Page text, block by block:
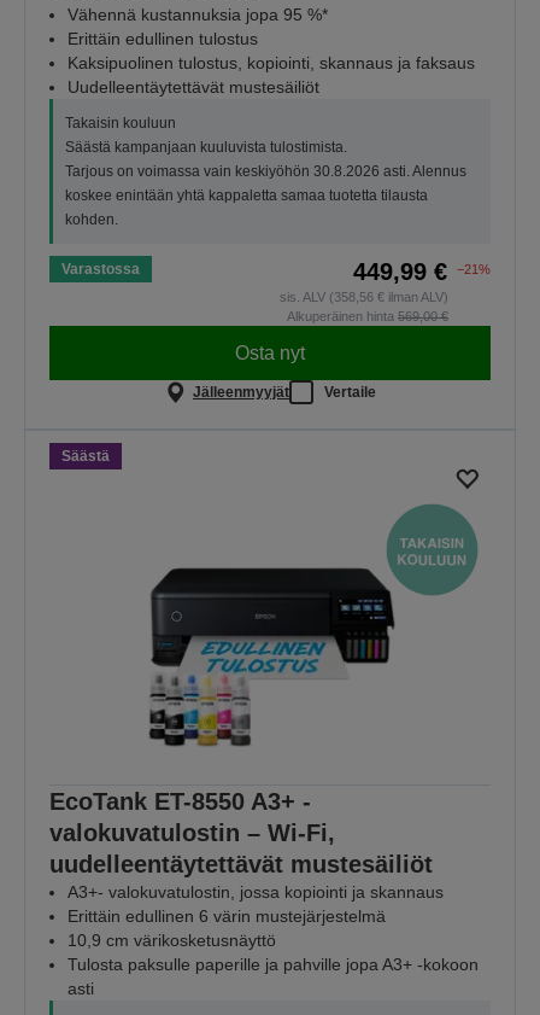
Vähennä kustannuksia jopa 95 %*
Erittäin edullinen tulostus
Kaksipuolinen tulostus, kopiointi, skannaus ja faksaus
Uudelleentäytettävät mustesäiliöt
Takaisin kouluun
Säästä kampanjaan kuuluvista tulostimista.
Tarjous on voimassa vain keskiyöhön 30.8.2026 asti. Alennus
koskee enintään yhtä kappaletta samaa tuotetta tilausta
kohden.
Varastossa 449,99 €
−21%
sis. ALV (358,56 € ilman ALV)
Alkuperäinen hinta 569,00 €
Osta nyt
Jälleenmyyjät Vertaile
Säästä
EcoTank ET-8550 A3+ -
valokuvatulostin – Wi-Fi,
uudelleentäytettävät mustesäiliöt
A3+- valokuvatulostin, jossa kopiointi ja skannaus
Erittäin edullinen 6 värin mustejärjestelmä
10,9 cm värikosketusnäyttö
Tulosta paksulle paperille ja pahville jopa A3+ -kokoon
asti